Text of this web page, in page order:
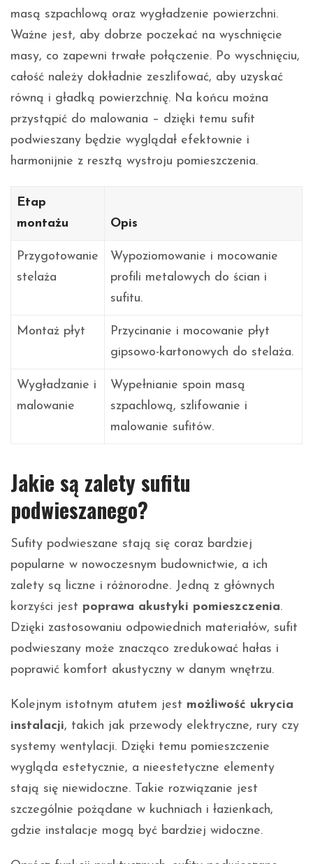
masą szpachlową oraz wygładzenie powierzchni.
Ważne jest, aby dobrze poczekać na wyschnięcie
masy, co zapewni trwałe połączenie. Po wyschnięciu,
całość należy dokładnie zeszlifować, aby uzyskać
równą i gładką powierzchnię. Na końcu można
przystąpić do malowania – dzięki temu sufit
podwieszany będzie wyglądał efektownie i
harmonijnie z resztą wystroju pomieszczenia.
Etap
montażu
Opis
Przygotowanie
stelaża
Wypoziomowanie i mocowanie
profili metalowych do ścian i
sufitu.
Montaż płyt
Przycinanie i mocowanie płyt
gipsowo-kartonowych do stelaża.
Wygładzanie i
malowanie
Wypełnianie spoin masą
szpachlową, szlifowanie i
malowanie sufitów.
Jakie są zalety sufitu
podwieszanego?
Sufity podwieszane stają się coraz bardziej
popularne w nowoczesnym budownictwie, a ich
zalety są liczne i różnorodne. Jedną z głównych
korzyści jest poprawa akustyki pomieszczenia.
Dzięki zastosowaniu odpowiednich materiałów, sufit
podwieszany może znacząco zredukować hałas i
poprawić komfort akustyczny w danym wnętrzu.
Kolejnym istotnym atutem jest możliwość ukrycia
instalacji, takich jak przewody elektryczne, rury czy
systemy wentylacji. Dzięki temu pomieszczenie
wygląda estetycznie, a nieestetyczne elementy
stają się niewidoczne. Takie rozwiązanie jest
szczególnie pożądane w kuchniach i łazienkach,
gdzie instalacje mogą być bardziej widoczne.